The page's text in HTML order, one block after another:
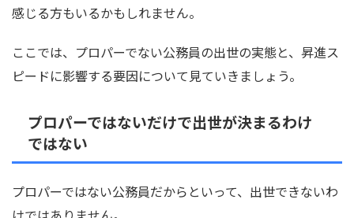
感じる方もいるかもしれません。
ここでは、プロパーでない公務員の出世の実態と、昇進ス
ピードに影響する要因について見ていきましょう。
プロパーではないだけで出世が決まるわけ
ではない
プロパーではない公務員だからといって、出世できないわ